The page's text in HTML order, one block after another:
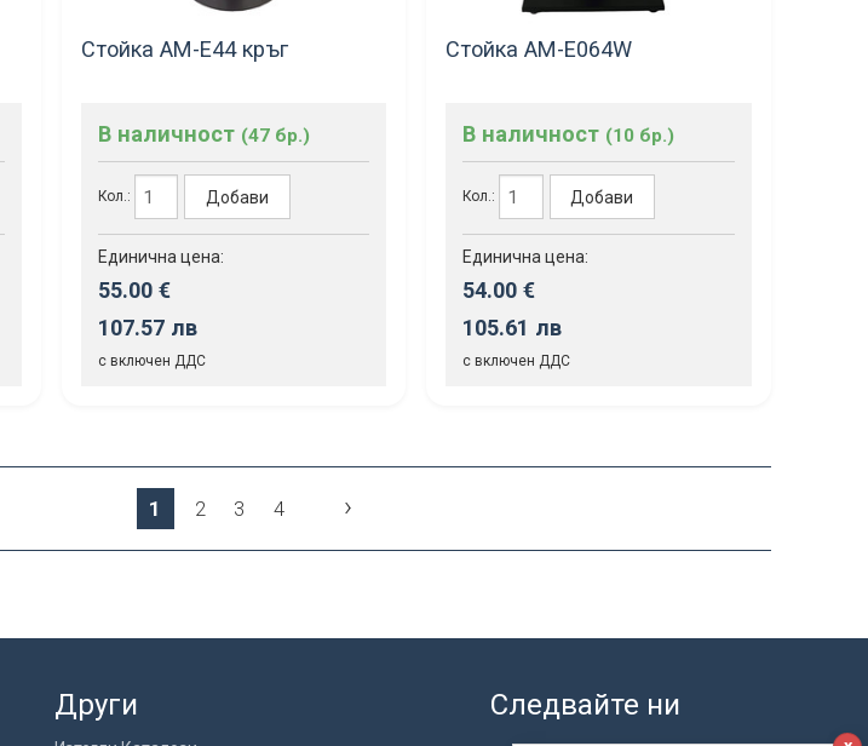
Стойка AM-E44 кръг
В наличност (47 бр.)
Кол.: Добави
Единична цена:
55.00 €
107.57 лв
с включен ДДС
Стойка AM-Е064W
В наличност (10 бр.)
Кол.: Добави
Единична цена:
54.00 €
105.61 лв
с включен ДДС
1 2 3 4 ›
Други Следвайте ни